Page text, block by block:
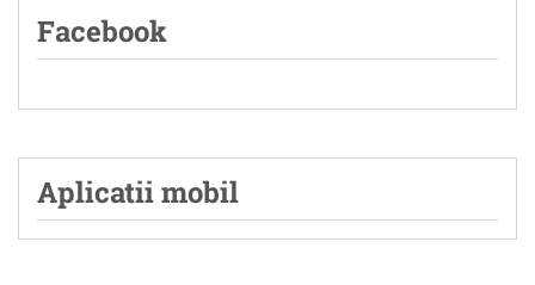
Facebook
Aplicatii mobil